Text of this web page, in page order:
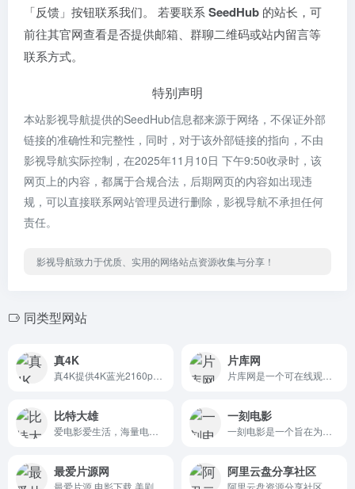
「反馈」按钮联系我们。 若要联系 SeedHub 的站长，可
前往其官网查看是否提供邮箱、群聊二维码或站内留言等
联系方式。
特别声明
本站影视导航提供的SeedHub信息都来源于网络，不保证外部
链接的准确性和完整性，同时，对于该外部链接的指向，不由
影视导航实际控制，在2025年11月10日 下午9:50收录时，该
网页上的内容，都属于合规合法，后期网页的内容如出现违
规，可以直接联系网站管理员进行删除，影视导航不承担任何
责任。
影视导航致力于优质、实用的网络站点资源收集与分享！
同类型网站
真4K 片库网
比特大雄 一刻电影
最爱片源网 阿里云盘分享社区